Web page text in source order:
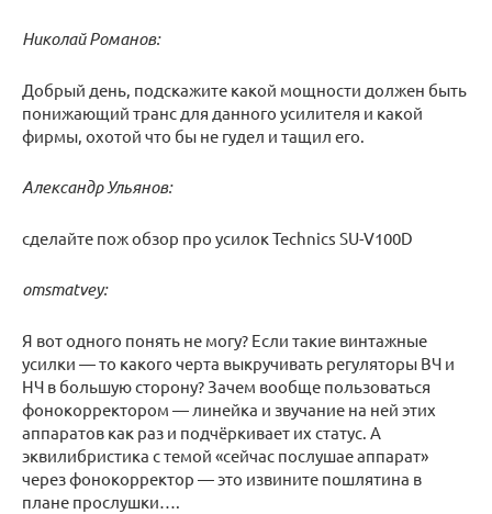
Николай Романов:
Добрый день, подскажите какой мощности должен быть
понижающий транс для данного усилителя и какой
фирмы, охотой что бы не гудел и тащил его.
Александр Ульянов:
сделайте пож обзор про усилок Technics SU-V100D
omsmatvey:
Я вот одного понять не могу? Если такие винтажные
усилки — то какого черта выкручивать регуляторы ВЧ и
НЧ в большую сторону? Зачем вообще пользоваться
фонокорректором — линейка и звучание на ней этих
аппаратов как раз и подчёркивает их статус. А
эквилибристика с темой «сейчас послушае аппарат»
через фонокорректор — это извините пошлятина в
плане прослушки….